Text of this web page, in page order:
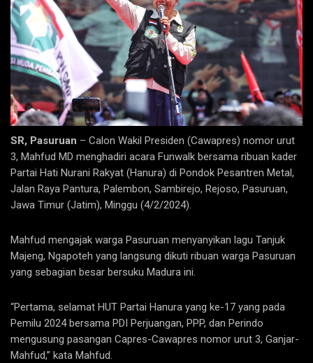
SR, Pasuruan – Calon Wakil Presiden (Cawapres) nomor urut
3, Mahfud MD menghadiri acara Funwalk bersama ribuan kader
Partai Hati Nurani Rakyat (Hanura) di Pondok Pesantren Metal,
Jalan Raya Pantura, Palembon, Sambirejo, Rejoso, Pasuruan,
Jawa Timur (Jatim), Minggu (4/2/2024).
Mahfud mengajak warga Pasuruan menyanyikan lagu Tanjuk
Majeng, Ngapoteh yang langsung dikuti ribuan warga Pasuruan
yang sebagian besar bersuku Madura ini.
“Pertama, selamat HUT Partai Hanura yang ke-17 yang pada
Pemilu 2024 bersama PDI Perjuangan, PPP, dan Perindo
mengusung pasangan Capres-Cawapres nomor urut 3, Ganjar-
Mahfud,” kata Mahfud.